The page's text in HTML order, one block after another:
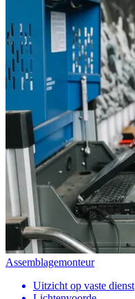
Assemblagemonteur
Uitzicht op vaste dienst